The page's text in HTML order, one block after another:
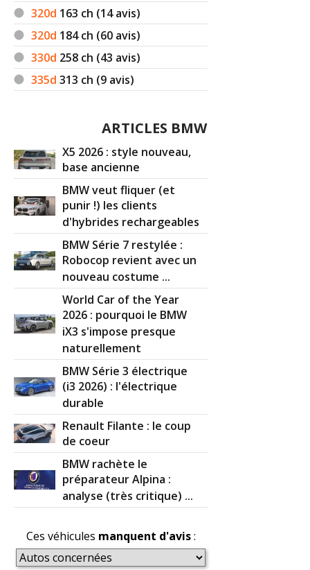
320d 163 ch (14 avis)
320d 184ch (60 avis)
330d 258 ch (43 avis)
335d 313 ch (9 avis)
ARTICLES BMW
X5 2026 : style nouveau,
base ancienne
BMW veut fliquer (et
punir !) les clients
d'hybrides rechargeables
BMW Série 7 restylée :
Robocop revient avec un
nouveau costume ...
World Car of the Year
2026 : pourquoi le BMW
iX3 s'impose presque
naturellement
BMW Série 3 électrique
(i3 2026) : l'électrique
durable
Renault Filante : le coup
de coeur
BMW rachète le
préparateur Alpina :
analyse (très critique) ...
Ces véhicules manquent d'avis: